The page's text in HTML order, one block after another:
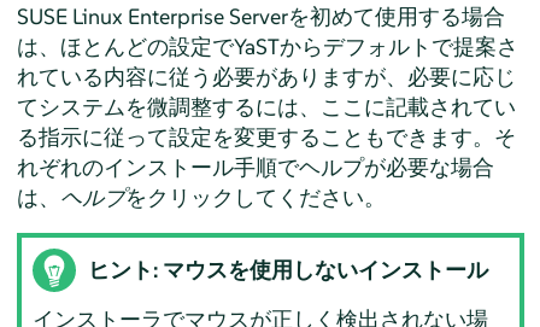
SUSE Linux Enterprise Serverを初めて使用する場合
は、ほとんどの設定でYaSTからデフォルトで提案さ
れている内容に従う必要がありますが、必要に応じ
てシステムを微調整するには、ここに記載されてい
る指示に従って設定を変更することもできます。そ
れぞれのインストール手順でヘルプが必要な場合
は、 ヘルプをクリックしてください。
ヒント: マウスを使用しないインストール
インストーラでマウスが正しく検出されない場